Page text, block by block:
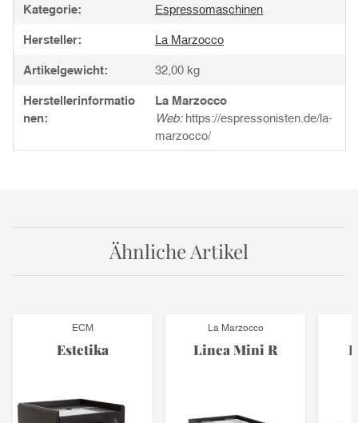
Kategorie: Espressomaschinen
Hersteller: La Marzocco
Artikelgewicht: 32,00 kg
Herstellerinformatio
nen:
La Marzocco
Web:https://espressonisten.de/la-
marzocco/
Ähnliche Artikel
ECM
Estetika
La Marzocco
Linea Mini R